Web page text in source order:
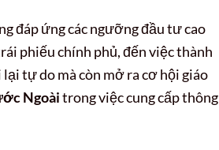
đáp ứng các ngưỡng đầu tư cao
phiếu chính phủ, đến việc thành
tự do mà còn mở ra cơ hội giáo
Ngoàitrong việc cung cấp thông